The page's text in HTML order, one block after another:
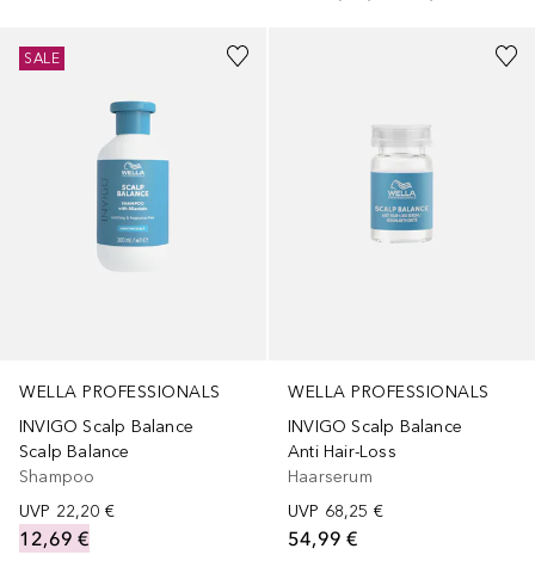
WELLA PROFESSIONALS
INVIGO Scalp Balance
Scalp Balance
Shampoo
UVP 22,20 €
12,69 €
SALE
WELLA PROFESSIONALS
INVIGO Scalp Balance
Anti Hair-Loss
Haarserum
UVP 68,25 €
54,99 €